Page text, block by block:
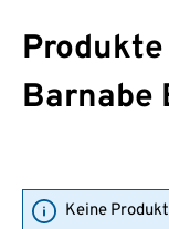
Barnabe
Keine